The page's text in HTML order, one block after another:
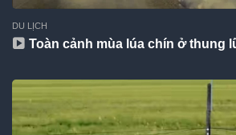
DU LỊCH
Toàn cảnh mùa lúa chín ở thung